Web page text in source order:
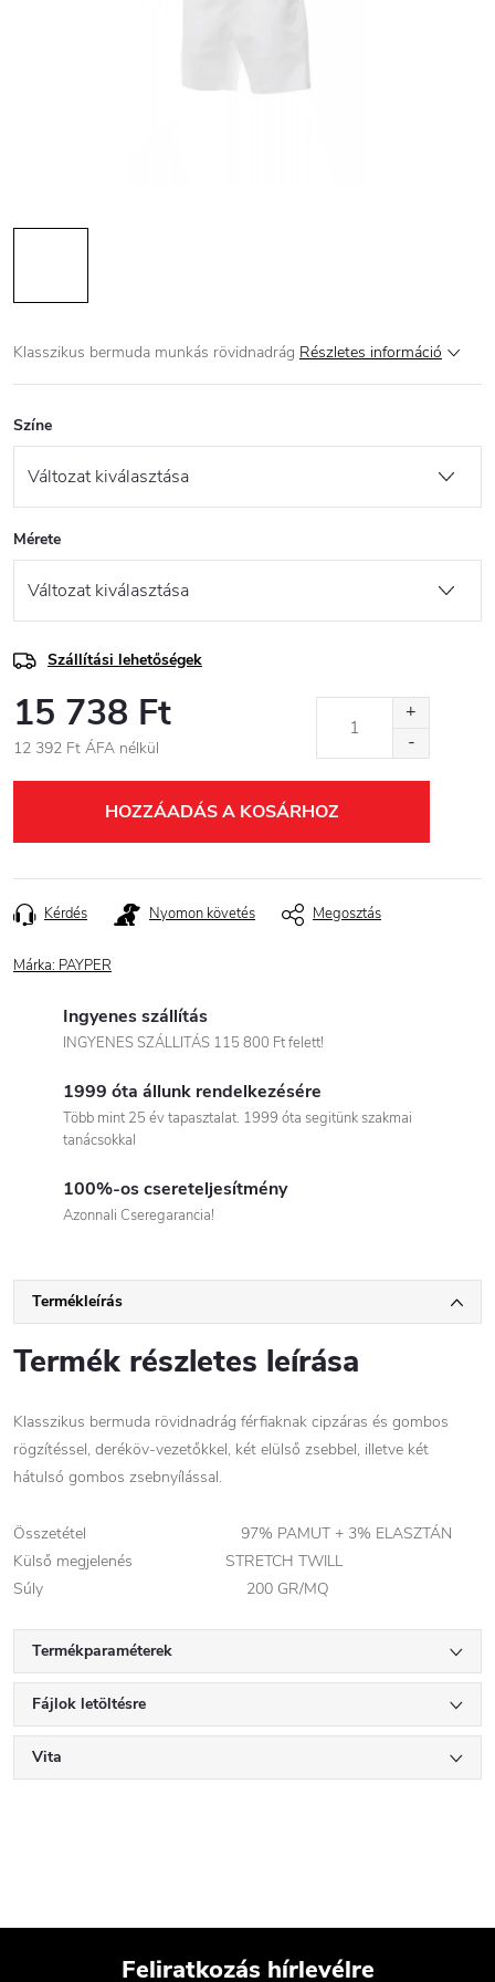
Klasszikus bermuda munkás rövidnadrág Részletes információ
Színe
Mérete
Szállítási lehetőségek
15 738 Ft
12 392 Ft ÁFA nélkül
HOZZÁADÁS A KOSÁRHOZ
Kérdés Nyomon követés Megosztás
Márka: PAYPER
Ingyenes szállítás
INGYENES SZÁLLITÁS 115 800 Ft felett!
1999 óta állunk rendelkezésére
Több mint 25 év tapasztalat. 1999 óta segitünk szakmai
tanácsokkal
100%-os csereteljesítmény
Azonnali Cseregarancia!
Termékleírás
Termék részletes leírása
Klasszikus bermuda rövidnadrág férfiaknak cipzáras és gombos
rögzítéssel, deréköv-vezetőkkel, két elülső zsebbel, illetve két
hátulsó gombos zsebnyílással.
Összetétel 97% PAMUT + 3% ELASZTÁN
Külső megjelenés STRETCH TWILL
Súly 200 GR/MQ
Termékparaméterek
Fájlok letöltésre
Vita
Feliratkozás hírlevélre